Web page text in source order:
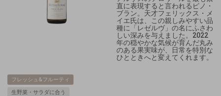
直に表現すると言われるピノ・
ブラン。天才フェリックス・メ
イエ氏は、この親しみやすい品
種に「レゼルヴ」の名にふさわ
しい深みを与えました。2022
年の穏やかな気候が育んだ丸み
のある果実味が、日常を特別な
ひとときへと変えてくれます。
フレッシュ&フルーティ
生野菜・サラダに合う